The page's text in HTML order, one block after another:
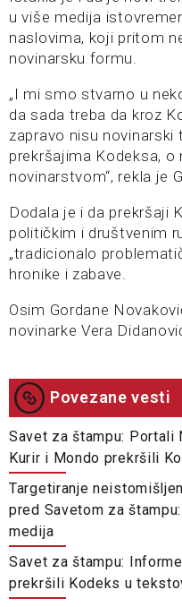
u više medija
naslovima, koji pritom
novinarsku formu.
„I mi smo stvarno u
da sada treba da kroz
zapravo nisu
prekršajima Kodeksa,
novinarstvom“, rekla je
Dodala je i da prekršaji
političkim i društvenim
„tradicionalo
hronike i zabave.
Osim Gordane
novinarke Vera
Povezane vesti
Savet za štampu: Portali
Kurir i Mondo prekršili
Targetiranje
pred Savetom za
medija
Savet za štampu:
prekršili Kodeks u